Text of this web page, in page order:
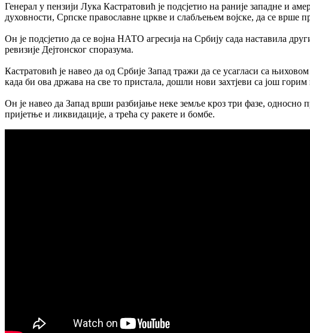
Генерал у пензији Лука Кастратовић је подсјетио на раније западне и
духовности, Српске православне цркве и слабљењем војске, да се врше
Он је подсјетио да се војна НАТО агресија на Србију сада наставила
ревизије Дејтонског споразума.
Кастратовић је навео да од Србије Запад тражи да се усагласи са
када би ова држава на све то пристала, дошли нови захтјеви са још
Он је навео да Запад врши разбијање неке земље кроз три фазе, односно
пријетње и ликвидације, а трећа су ракете и бомбе.